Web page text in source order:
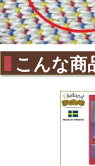
こんな商